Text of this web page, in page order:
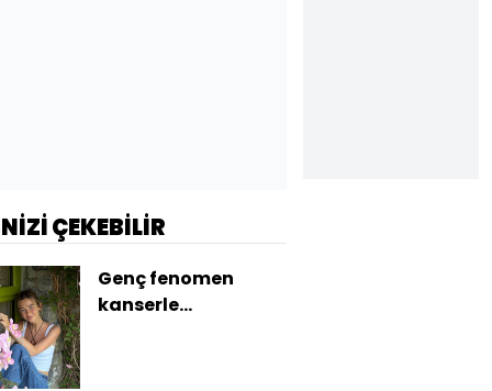
ÇEKEBİLİR
Genç fenomen
kanserle